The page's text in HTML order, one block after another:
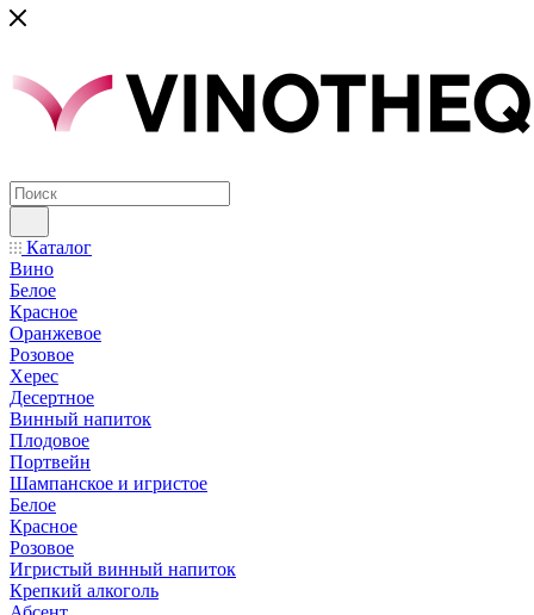
Каталог
Вино
Белое
Красное
Оранжевое
Розовое
Херес
Десертное
Винный напиток
Плодовое
Портвейн
Шампанское и игристое
Белое
Красное
Розовое
Игристый винный напиток
Крепкий алкоголь